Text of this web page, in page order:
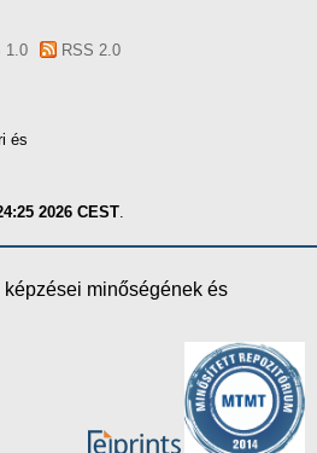
1.0 RSS 2.0
és
2026 CEST
minőségének és